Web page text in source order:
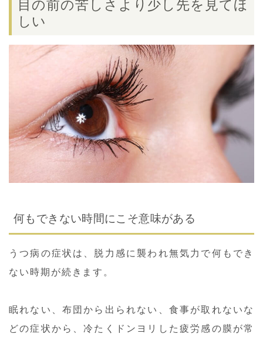
目の前の苦しさより少し先を見てほ
しい
何もできない時間にこそ意味がある
うつ病の症状は、脱力感に襲われ無気力で何もでき
ない時期が続きます。
眠れない、布団から出られない、食事が取れないな
どの症状から、冷たくドンヨリした疲労感の膜が常